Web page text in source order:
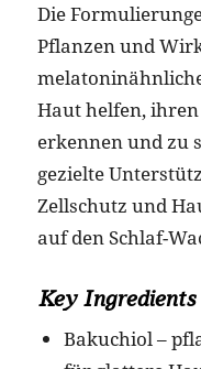
Die
Pflanzen und
Haut helfen,
erkennen und zu
gezielte
Zellschutz und
auf den Schlaf-
Key
Bakuchiol –